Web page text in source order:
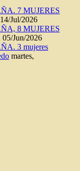
7 MUJERES
Jul/2026
8 MUJERES
05/Jun/2026
3 mujeres
martes,